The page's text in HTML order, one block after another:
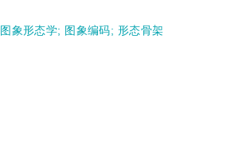
图象形态学; 图象编码; 形态骨架